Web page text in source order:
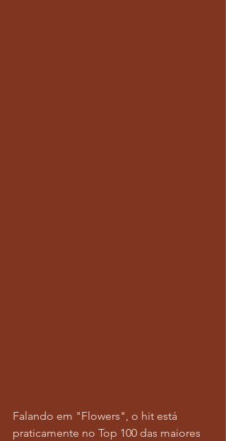
Falando em "Flowers", o hit está
praticamente no Top 100 das maiores